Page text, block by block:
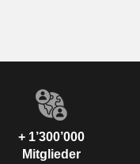
+ 1’300’000
Mitglieder